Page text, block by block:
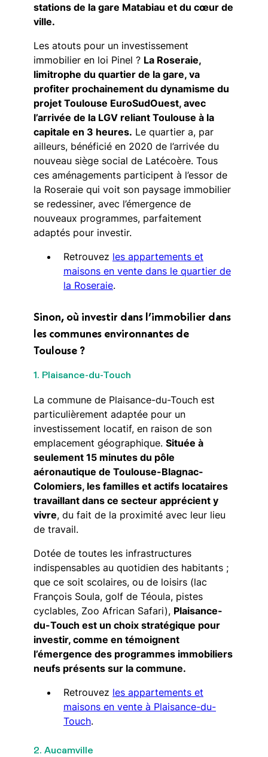
stations de la gare Matabiau et du cœur de
ville.
Les atouts pour un investissement
immobilier en loi Pinel ? La Roseraie,
limitrophe du quartier de la gare, va
profiter prochainement du dynamisme du
projet Toulouse EuroSudOuest, avec
l’arrivée de la LGV reliant Toulouse à la
capitale en 3 heures. Le quartier a, par
ailleurs, bénéficié en 2020 de l’arrivée du
nouveau siège social de Latécoère. Tous
ces aménagements participent à l’essor de
la Roseraie qui voit son paysage immobilier
se redessiner, avec l’émergence de
nouveaux programmes, parfaitement
adaptés pour investir.
Retrouvez les appartements et
maisons en vente dans le quartier de
la Roseraie.
Sinon, où investir dans l’immobilier dans
les communes environnantes de
Toulouse ?
1. Plaisance-du-Touch
La commune de Plaisance-du-Touch est
particulièrement adaptée pour un
investissement locatif, en raison de son
emplacement géographique. Située à
seulement 15 minutes du pôle
aéronautique de Toulouse-Blagnac-
Colomiers, les familles et actifs locataires
travaillant dans ce secteur apprécient y
vivre, du fait de la proximité avec leur lieu
de travail.
Dotée de toutes les infrastructures
indispensables au quotidien des habitants ;
que ce soit scolaires, ou de loisirs (lac
François Soula, golf de Téoula, pistes
cyclables, Zoo African Safari), Plaisance-
du-Touch est un choix stratégique pour
investir, comme en témoignent
l’émergence des programmes immobiliers
neufs présents sur la commune.
Retrouvez les appartements et
maisons en vente à Plaisance-du-
Touch.
2. Aucamville